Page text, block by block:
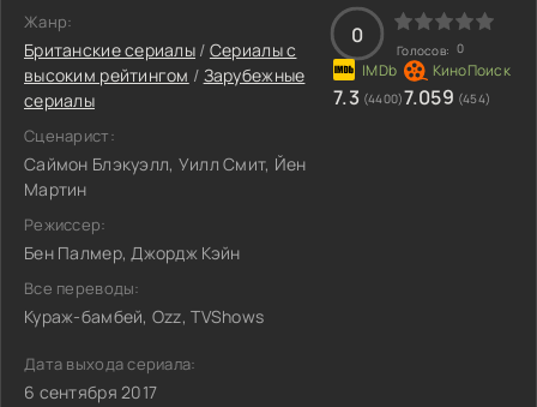
Жанр:
Британские сериалы / Сериалы с
высоким рейтингом / Зарубежные
сериалы
Сценарист:
Саймон Блэкуэлл, Уилл Смит, Йен
Мартин
Режиссер:
Бен Палмер, Джордж Кэйн
Все переводы:
Кураж-бамбей, Ozz, TVShows
0
Голосов: 0
7.3 (4400)7.059 (454)
Дата выхода сериала:
6 сентября 2017